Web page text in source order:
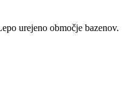
urejeno območje bazenov.